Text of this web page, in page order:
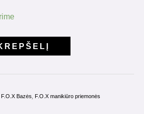
F.O.X Bazės, F.O.X manikiūro priemonės